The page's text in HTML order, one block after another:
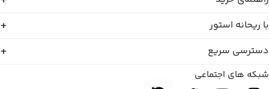
با ریحانه استور
دسترسی سریع
شبکه های اجتماعی